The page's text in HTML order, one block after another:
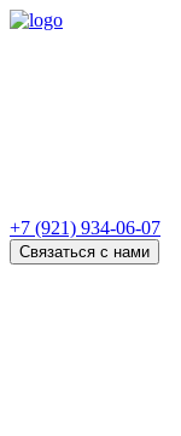
+7 (921) 934-06-07
Связаться с нами